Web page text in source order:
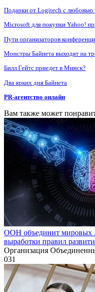
Подарки от Logitech с
Microsoft для покупки Yahoo!
Пути организаторов
Монстры Байнета выходят на
Билл Гейтс приедет в Минск?
Два ярких дня Байнета
PR-агентство онлайн
Вам также может
ООН объединит мировых
выработки правил
Организация
031